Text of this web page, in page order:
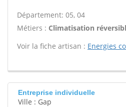
Département: 05, 04
Métiers : Climatisation
Voir la fiche artisan : Energies
Entreprise individuelle
Ville : Gap